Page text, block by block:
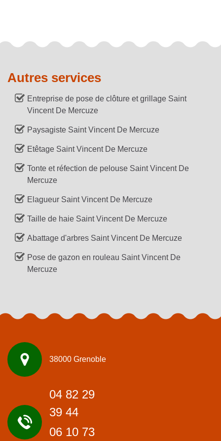
Autres services
Entreprise de pose de clôture et grillage Saint
Vincent De Mercuze
Paysagiste Saint Vincent De Mercuze
Etêtage Saint Vincent De Mercuze
Tonte et réfection de pelouse Saint Vincent De
Mercuze
Elagueur Saint Vincent De Mercuze
Taille de haie Saint Vincent De Mercuze
Abattage d'arbres Saint Vincent De Mercuze
Pose de gazon en rouleau Saint Vincent De
Mercuze
38000 Grenoble
04 82 29
39 44
06 10 73